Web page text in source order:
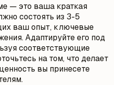
— это ваша краткая
состоять из 3-5
ваш опыт, ключевые
Адаптируйте его под
соответствующие
на том, что делает
вы принесете